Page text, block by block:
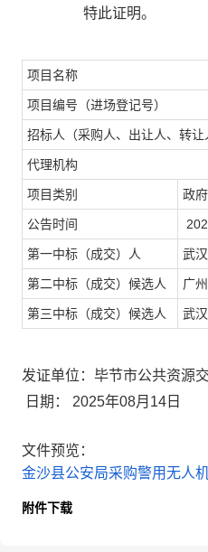
特此证明。
项目名称
项目编号（进场登记号）
招标人（采购人、出让人、转让
代理机构
项目类别 政
公告时间
第一中标（成交）人 武
第二中标（成交）候选人 广
第三中标（成交）候选人 武
发证单位：毕节市公共资源
日期：
2025年08月14日
文件预览：
金沙县公安局采购警用无人
附件下载